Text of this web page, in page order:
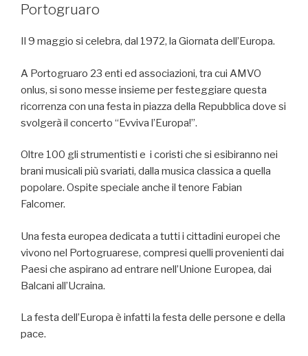
Portogruaro
Il 9 maggio si celebra, dal 1972, la Giornata dell’Europa.
A Portogruaro 23 enti ed associazioni, tra cui AMVO
onlus, si sono messe insieme per festeggiare questa
ricorrenza con una festa in piazza della Repubblica dove si
svolgerà il concerto “Evviva l’Europa!”.
Oltre 100 gli strumentisti e i coristi che si esibiranno nei
brani musicali più svariati, dalla musica classica a quella
popolare. Ospite speciale anche il tenore Fabian
Falcomer.
Una festa europea dedicata a tutti i cittadini europei che
vivono nel Portogruarese, compresi quelli provenienti dai
Paesi che aspirano ad entrare nell’Unione Europea, dai
Balcani all’Ucraina.
La festa dell’Europa è infatti la festa delle persone e della
pace.